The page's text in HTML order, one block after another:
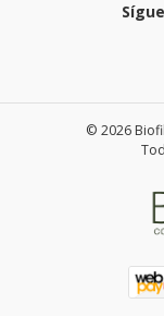
© 2026